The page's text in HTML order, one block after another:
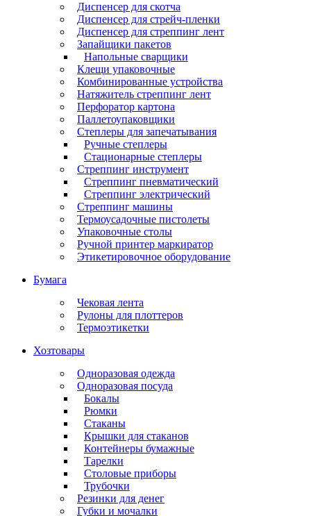
Диспенсер для скотча
Диспенсер для стрейч-пленки
Диспенсер для стреппинг лент
Запайщики пакетов
Напольные сварщики
Клещи упаковочные
Комбинированные устройства
Натяжитель стреппинг лент
Перфоратор картона
Паллетоупаковщики
Степлеры для запечатывания
Ручные степлеры
Стационарные степлеры
Стреппинг инструмент
Стреппинг пневматический
Стреппинг электрический
Стреппинг машины
Термоусадочные пистолеты
Упаковочные столы
Ручной принтер маркиратор
Этикетировочное оборудование
Бумага
Чековая лента
Рулоны для плоттеров
Термоэтикетки
Хозтовары
Одноразовая одежда
Одноразовая посуда
Бокалы
Рюмки
Стаканы
Крышки для стаканов
Контейнеры бумажные
Тарелки
Столовые приборы
Трубочки
Резинки для денег
Губки и мочалки